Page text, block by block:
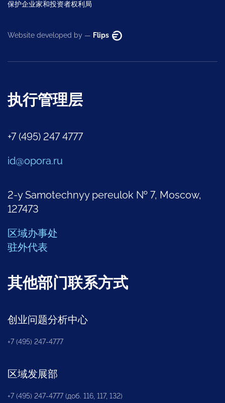
保护企业家和投资者权利局
Website developed by — Flips
执行管理层
+7 (495) 247 4777
id@opora.ru
2-y Samotechnyy pereulok № 7, Moscow,
127473
区域办事处
驻外代表
其他部门联系方式
创业问题分析中心
+7 (495) 247-4777
区域发展部
+7 (495) 247-4777 (доб. 116, 117, 132)